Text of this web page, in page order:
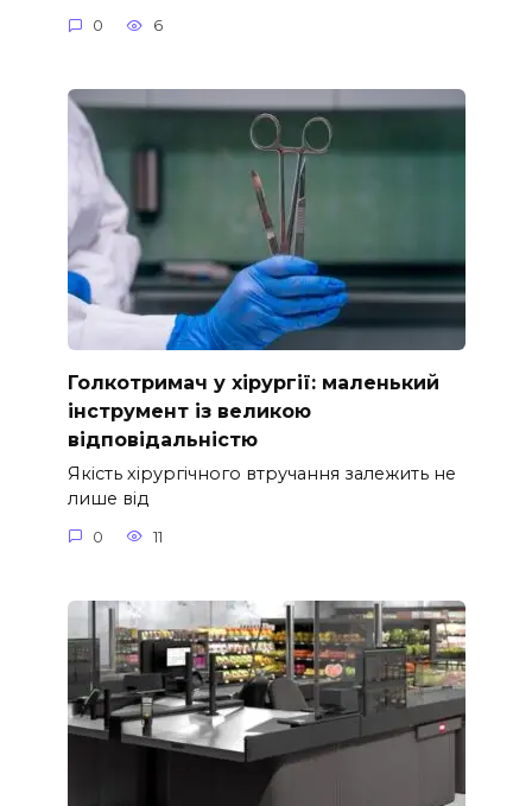
0 6
Голкотримач у хірургії: маленький
інструмент із великою
відповідальністю
Якість хірургічного втручання залежить не
лише від
0 11